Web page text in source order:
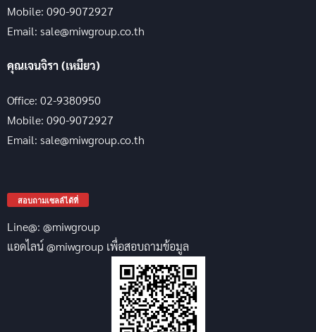
Mobile: 090-9072927
Email: sale@miwgroup.co.th
คุณเจนจิรา (เหมียว)
Office: 02-9380950
Mobile: 090-9072927
Email: sale@miwgroup.co.th
สอบถามเซลล์ได้ที่
Line@: @miwgroup
แอดไลน์ @miwgroup เพื่อสอบถามข้อมูล